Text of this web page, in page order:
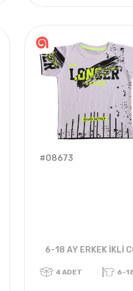
#08673
6-18 AY ERKEK İKLİ